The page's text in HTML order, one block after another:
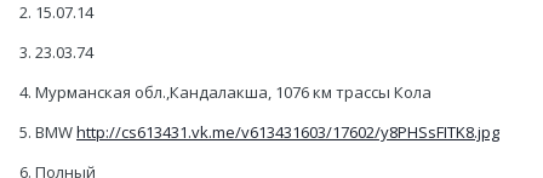
2. 15.07.14
3. 23.03.74
4. Мурманская обл.,Кандалакша, 1076 км трассы Кола
5. BMWhttp://cs613431.vk.me/v613431603/17602/y8PHSsFITK8.jpg
6. Полный